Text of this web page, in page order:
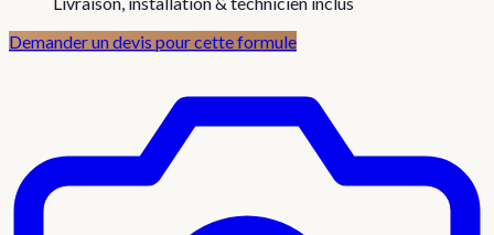
Demander un devis pour cette formule